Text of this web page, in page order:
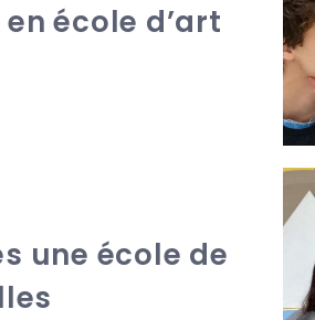
école d’art
une école de